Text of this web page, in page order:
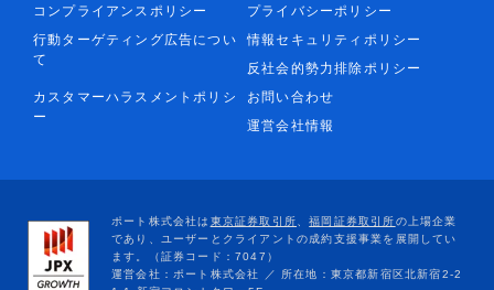
コンプライアンスポリシー
プライバシーポリシー
行動ターゲティング広告につい
て
情報セキュリティポリシー
反社会的勢力排除ポリシー
カスタマーハラスメントポリシ
ー
お問い合わせ
運営会社情報